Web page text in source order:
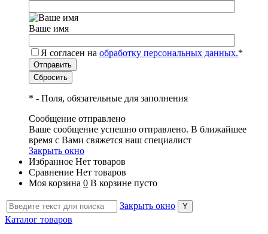
Ваше имя
Я согласен на обработку персональных данных.*
* - Поля, обязательные для заполнения
Сообщение отправлено
Ваше сообщение успешно отправлено. В ближайшее
время с Вами свяжется наш специалист
Закрыть окно
Избранное Нет товаров
Сравнение Нет товаров
Моя корзина 0 В корзине пусто
Закрыть окно
Каталог товаров